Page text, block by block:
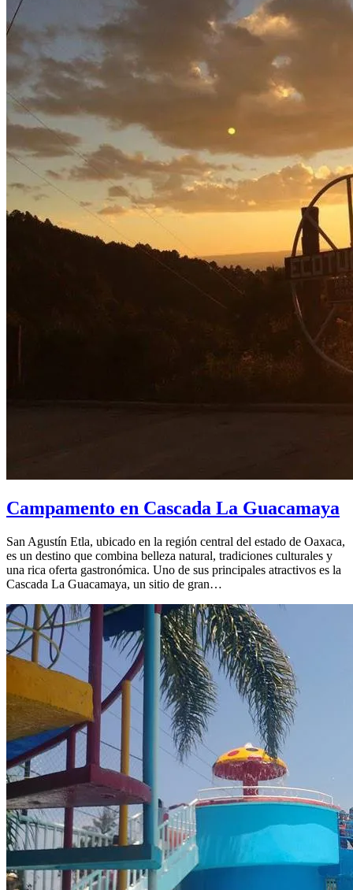
Campamento en Cascada La Guacamaya
San Agustín Etla, ubicado en la región central del estado de Oaxaca,
es un destino que combina belleza natural, tradiciones culturales y
una rica oferta gastronómica. Uno de sus principales atractivos es la
Cascada La Guacamaya, un sitio de gran…